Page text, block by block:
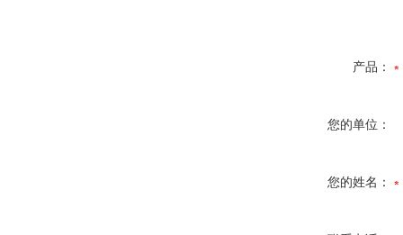
产品：
您的单位：
您的姓名：